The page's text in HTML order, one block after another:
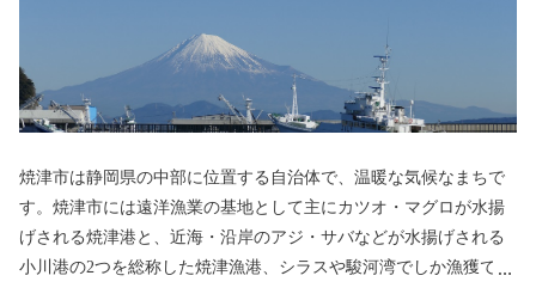
焼津市は静岡県の中部に位置する自治体で、温暖な気候なまちで
す。焼津市には遠洋漁業の基地として主にカツオ・マグロが水揚
げされる焼津港と、近海・沿岸のアジ・サバなどが水揚げされる
小川港の2つを総称した焼津漁港、シラスや駿河湾でしか漁獲でき